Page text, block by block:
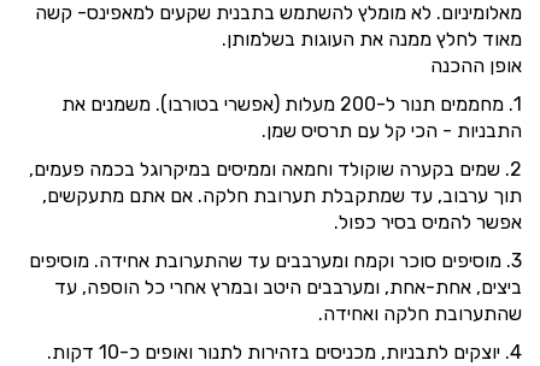
מאלומיניום. לא מומלץ להשתמש בתבנית שקעים למאפינס- קשה
מאוד לחלץ ממנה את העוגות בשלמותן.
אופן ההכנה
1. מחממים תנור ל-200 מעלות (אפשרי בטורבו). משמנים את
התבניות - הכי קל עם תרסיס שמן.
2. שמים בקערה שוקולד וחמאה וממיסים במיקרוגל בכמה פעמים,
תוך ערבוב, עד שמתקבלת תערובת חלקה. אם אתם מתעקשים,
אפשר להמיס בסיר כפול.
3. מוסיפים סוכר וקמח ומערבבים עד שהתערובת אחידה. מוסיפים
ביצים, אחת-אחת, ומערבבים היטב ובמרץ אחרי כל הוספה, עד
שהתערובת חלקה ואחידה.
4. יוצקים לתבניות, מכניסים בזהירות לתנור ואופים כ-10 דקות.